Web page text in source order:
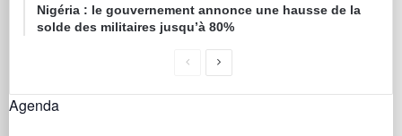
Nigéria : le gouvernement annonce une hausse de la
solde des militaires jusqu’à 80%
Agenda